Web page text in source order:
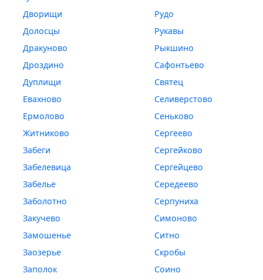
Дворищи
Долосцы
Дракуново
Дроздино
Дуплищи
Евахново
Ермолово
Житниково
Забеги
Забелевица
Забелье
Заболотно
Закучево
Замошенье
Заозерье
Заполок
Рудо
Рукавы
Рыкшино
Сафонтьево
Святец
Селиверстово
Сеньково
Сергеево
Сергейково
Сергейцево
Середеево
Серпуниха
Симоново
Ситно
Скробы
Соино